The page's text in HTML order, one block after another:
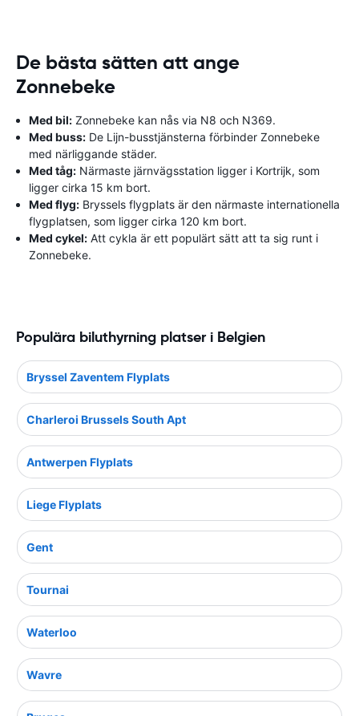
De bästa sätten att ange
Zonnebeke
Med bil: Zonnebeke kan nås via N8 och N369.
Med buss: De Lijn-busstjänsterna förbinder Zonnebeke
med närliggande städer.
Med tåg: Närmaste järnvägsstation ligger i Kortrijk, som
ligger cirka 15 km bort.
Med flyg: Bryssels flygplats är den närmaste internationella
flygplatsen, som ligger cirka 120 km bort.
Med cykel: Att cykla är ett populärt sätt att ta sig runt i
Zonnebeke.
Populära biluthyrning platser i Belgien
Bryssel Zaventem Flyplats
Charleroi Brussels South Apt
Antwerpen Flyplats
Liege Flyplats
Gent
Tournai
Waterloo
Wavre